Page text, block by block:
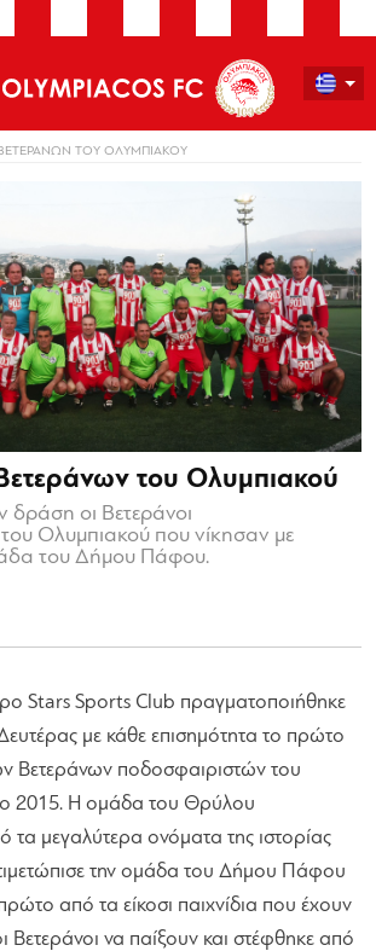
ΤΟΥ ΟΛΥΜΠΙΑΚΟΥ
του Ολυμπιακού
δράση οι Βετεράνοι
Ολυμπιακού που νίκησαν με
του Δήμου Πάφου.
Stars Sports Club πραγματοποιήθηκε
με κάθε επισημότητα το πρώτο
Βετεράνων ποδοσφαιριστών του
2015. Η ομάδα του Θρύλου
τα μεγαλύτερα ονόματα της ιστορίας
την ομάδα του Δήμου Πάφου
από τα είκοσι παιχνίδια που έχουν
Βετεράνοι να παίξουν και στέφθηκε από